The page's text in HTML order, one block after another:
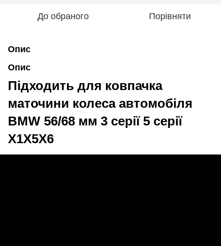
До обраного Порівняти
Опис
Опис
Підходить для ковпачка
маточини колеса автомобіля
BMW 56/68 мм 3 серії 5 серії
X1X5X6